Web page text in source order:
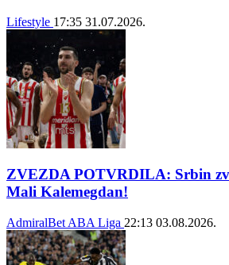
Lifestyle 17:35 31.07.2026.
ZVEZDA POTVRDILA: Srbin
Mali Kalemegdan!
AdmiralBet ABA Liga 22:13 03.08.2026.